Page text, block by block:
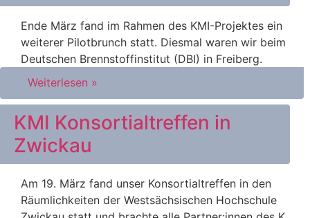
Ende März fand im Rahmen des KMI-Projektes ein
weiterer Pilotbrunch statt. Diesmal waren wir beim
Deutschen Brennstoffinstitut (DBI) in Freiberg.
Weiterlesen »
KMI Konsortialtreffen in
Zwickau
Am 19. März fand unser Konsortialtreffen in den
Räumlichkeiten der Westsächsischen Hochschule